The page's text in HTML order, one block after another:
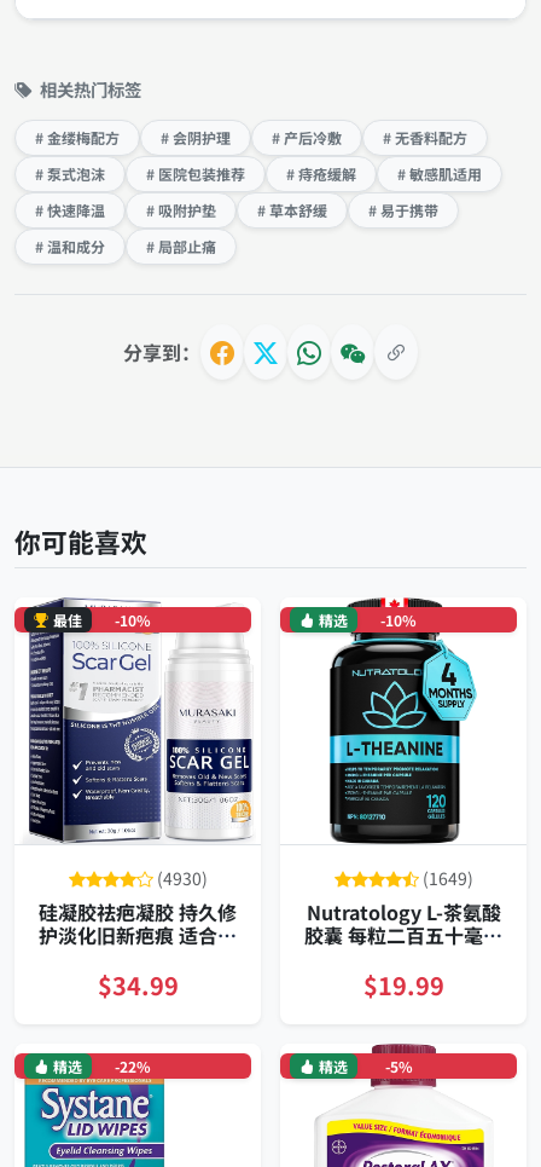
相关热门标签
# 金缕梅配方 # 会阴护理 # 产后冷敷
# 无香料配方
# 泵式泡沫
# 医院包装推荐 # 痔疮缓解
# 敏感肌适用
# 快速降温
# 吸附护垫 # 草本舒缓
# 易于携带
# 温和成分
# 局部止痛
分享到：
你可能喜欢
-10%
最佳
(4930)
硅凝胶祛疤凝胶 持久修
护淡化旧新疤痕 适合所
$34.99
-10%
精选
(1649)
Nutratology L-茶氨酸
胶囊 每粒二百五十毫克
管理配方
$19.99
-22%
精选 -5%
精选